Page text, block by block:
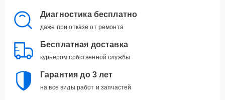
Диагностика бесплатно
даже при отказе от ремонта
Бесплатная доставка
курьером собственной службы
Гарантия до 3 лет
на все виды работ и запчастей